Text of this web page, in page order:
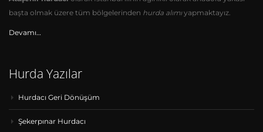
başta olmak üzere tüm bölgelerinden hurda alımıyapmaktayız.
Devamı…
Hurda Yazılar
Hurdacı Geri Dönüşüm
Şekerpınar Hurdacı